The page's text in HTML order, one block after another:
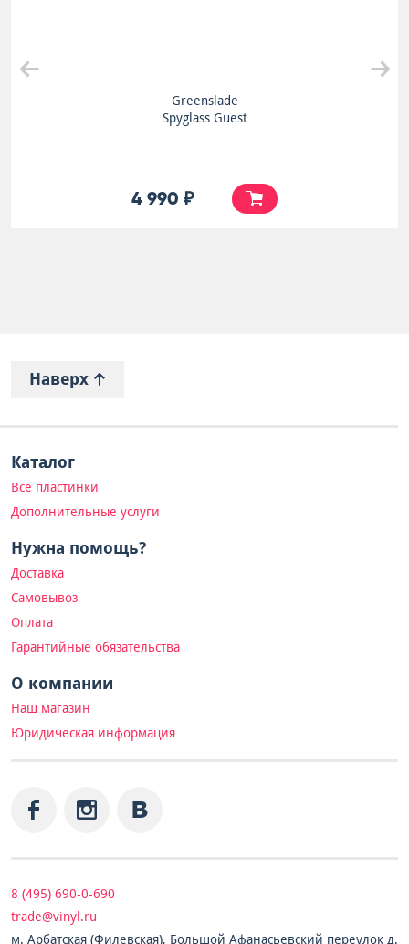
Greenslade
Spyglass Guest
4 990 ₽
Наверх
Каталог
Все пластинки
Дополнительные услуги
Нужна помощь?
Доставка
Самовывоз
Оплата
Гарантийные обязательства
О компании
Наш магазин
Юридическая информация
8 (495) 690-0-690
trade@vinyl.ru
м. Арбатская (Филевская), Большой Афанасьевский переулок д.